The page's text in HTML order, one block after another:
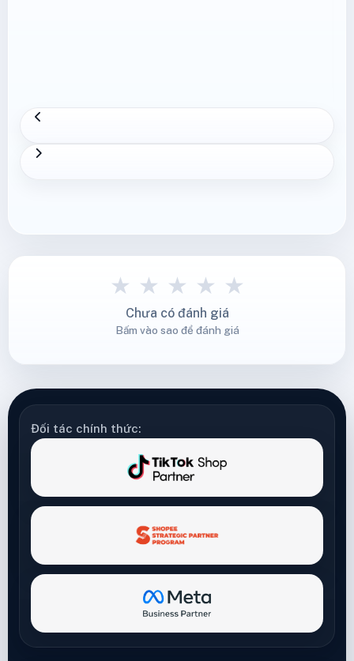
★ ★ ★ ★ ★
Chưa có đánh giá
Bấm vào sao để đánh giá
Đối tác chính thức: